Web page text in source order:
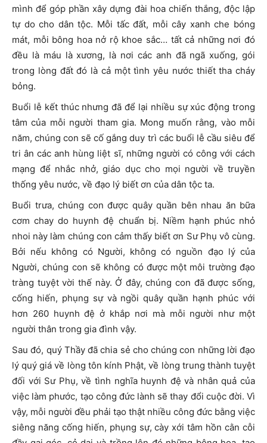
mình để góp phần xây dựng đài hoa chiến thắng, độc lập
tự do cho dân tộc. Mỗi tấc đất, mỗi cây xanh che bóng
mát, mỗi bông hoa nở rộ khoe sắc… tất cả những nơi đó
đều là máu là xương, là nơi các anh đã ngã xuống, gói
trong lòng đất đó là cả một tình yêu nước thiết tha cháy
bỏng.
Buổi lễ kết thúc nhưng đã để lại nhiều sự xúc động trong
tâm của mỗi người tham gia. Mong muốn rằng, vào mỗi
năm, chúng con sẽ cố gắng duy trì các buổi lễ cầu siêu để
tri ân các anh hùng liệt sĩ, những người có công với cách
mạng để nhắc nhở, giáo dục cho mọi người về truyền
thống yêu nước, về đạo lý biết ơn của dân tộc ta.
Buổi trưa, chúng con được quây quần bên nhau ăn bữa
cơm chay do huynh đệ chuẩn bị. Niềm hạnh phúc nhỏ
nhoi này làm chúng con cảm thấy biết ơn Sư Phụ vô cùng.
Bởi nếu không có Người, không có nguồn đạo lý của
Người, chúng con sẽ không có được một môi trường đạo
tràng tuyệt vời thế này. Ở đây, chúng con đã được sống,
cống hiến, phụng sự và ngồi quây quần hạnh phúc với
hơn 260 huynh đệ ở khắp nơi mà mỗi người như một
người thân trong gia đình vậy.
Sau đó, quý Thầy đã chia sẻ cho chúng con những lời đạo
lý quý giá về lòng tôn kính Phật, về lòng trung thành tuyệt
đối với Sư Phụ, về tình nghĩa huynh đệ và nhân quả của
việc làm phước, tạo công đức lành sẽ thay đổi cuộc đời. Vì
vậy, mỗi người đều phải tạo thật nhiều công đức bằng việc
siêng năng cống hiến, phụng sự, cày xới tâm hồn cằn cỗi